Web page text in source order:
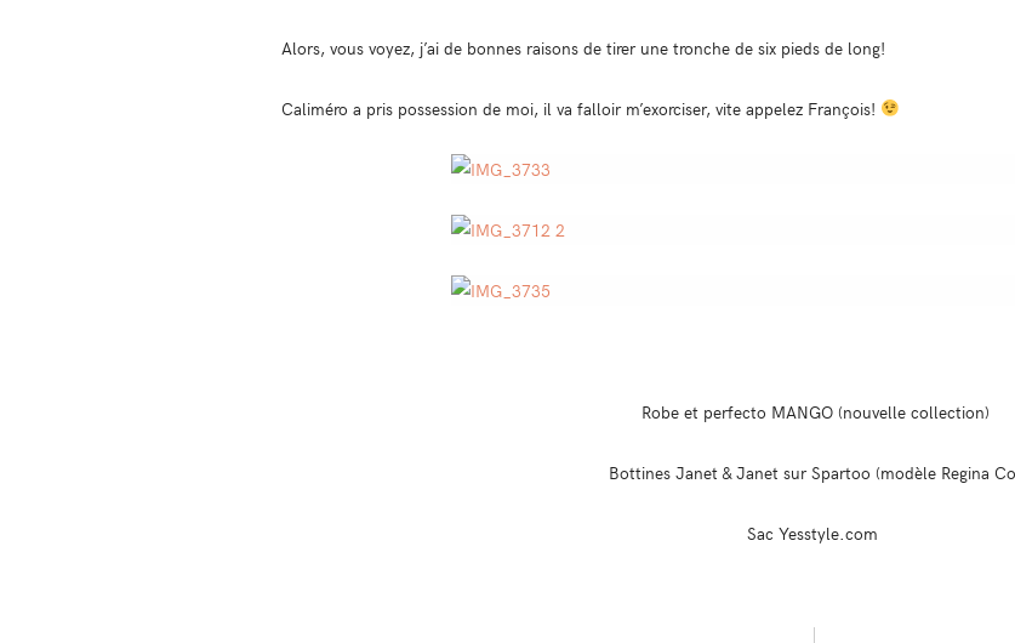
Alors, vous voyez, j’ai de bonnes raisons de tirer une tronche de six pieds de long!
Caliméro a pris possession de moi, il va falloir m’exorciser, vite appelez François!
Robe et perfecto MANGO (nouvelle collection)
Bottines Janet & Janet sur Spartoo (modèle Regina
Sac Yesstyle.com